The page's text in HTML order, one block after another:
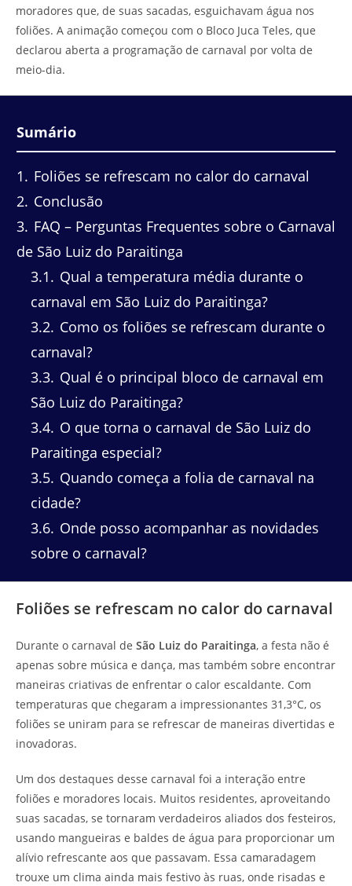
moradores que, de suas sacadas, esguichavam água nos
foliões. A animação começou com o Bloco Juca Teles, que
declarou aberta a programação de carnaval por volta de
meio-dia.
Sumário
1
Foliões se refrescam no calor do carnaval
2 Conclusão
3 FAQ – Perguntas Frequentes sobre o Carnaval
de São Luiz do Paraitinga
3.1
Qual a temperatura média durante o
carnaval em São Luiz do Paraitinga?
3.2 Como os foliões se refrescam durante o
carnaval?
3.3 Qual é o principal bloco de carnaval em
São Luiz do Paraitinga?
3.4 O que torna o carnaval de São Luiz do
Paraitinga especial?
3.5 Quando começa a folia de carnaval na
cidade?
3.6 Onde posso acompanhar as novidades
sobre o carnaval?
Foliões se refrescam no calor do carnaval
Durante o carnaval de São Luiz do Paraitinga, a festa não é
apenas sobre música e dança, mas também sobre encontrar
maneiras criativas de enfrentar o calor escaldante. Com
temperaturas que chegaram a impressionantes 31,3°C, os
foliões se uniram para se refrescar de maneiras divertidas e
inovadoras.
Um dos destaques desse carnaval foi a interação entre
foliões e moradores locais. Muitos residentes, aproveitando
suas sacadas, se tornaram verdadeiros aliados dos festeiros,
usando mangueiras e baldes de água para proporcionar um
alívio refrescante aos que passavam. Essa camaradagem
trouxe um clima ainda mais festivo às ruas, onde risadas e